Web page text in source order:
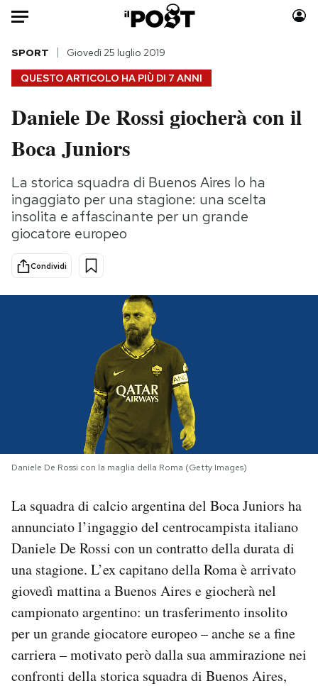
Auto
HOME
Italia
Politica
Tecnologia
Internet
Scienza
Cultura
Economia
Moda
Storie/Idee
Ok Boomer!
Media
NEWSLETTER
I MIEI PREFERITI
CALENDARIO
AREA PERSONALE
Area Personale
Newsletter
QUESTO ARTICOLO HA PIÙ DI 7 ANNI
SPORT Giovedì 25 luglio 2019
Daniele De Rossi giocherà con il
Boca Juniors
La storica squadra di Buenos Aires lo ha
ingaggiato per una stagione: una scelta
insolita e affascinante per un grande
giocatore europeo
Condividi
Daniele De Rossi con la maglia della Roma (Getty Images)
La squadra di calcio argentina del Boca Juniors ha
annunciato l’ingaggio del centrocampista italiano
Daniele De Rossi con un contratto della durata di
una stagione. L’ex capitano della Roma è arrivato
giovedì mattina a Buenos Aires e giocherà nel
campionato argentino: un trasferimento insolito
per un grande giocatore europeo – anche se a fine
carriera – motivato però dalla sua ammirazione nei
confronti della storica squadra di Buenos Aires,